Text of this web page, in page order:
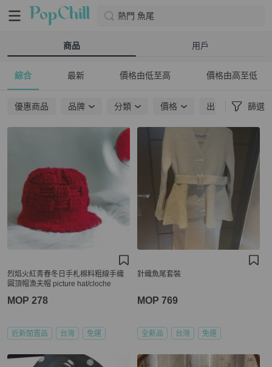
熱門 魚尾
商品 用戶
綜合 最新 價格由低至高 價格由高至低
優惠商品 品牌 分類 價格 出貨地點 篩選
烈焰火紅青春冬日手札棉料粗線手織
圓頂帽漁夫帽 picture hat/cloche
MOP 278
近新閒置品 台灣 免運
針織魚尾套裝
MOP 769
全新品 台灣 免運